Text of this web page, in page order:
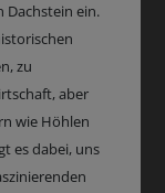
Dachstein ein.
zu
aber
wie Höhlen